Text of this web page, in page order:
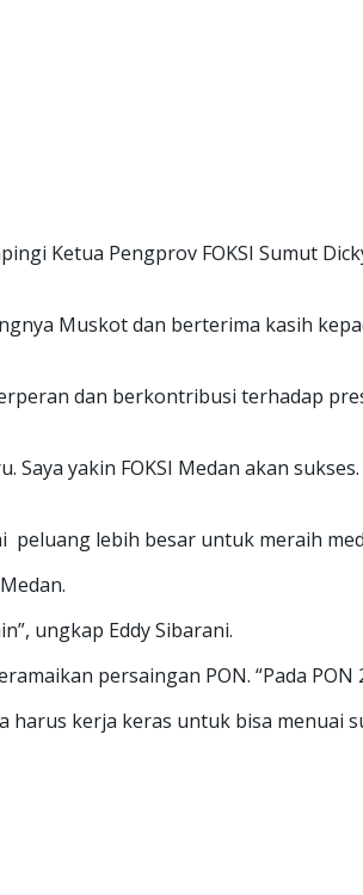
Ketua Pengprov FOKSI Sumut
Muskot dan berterima kasih
dan berkontribusi terhadap
yakin FOKSI Medan akan
lebih besar untuk meraih
ungkap Eddy Sibarani.
persaingan PON. “Pada
kerja keras untuk bisa menuai